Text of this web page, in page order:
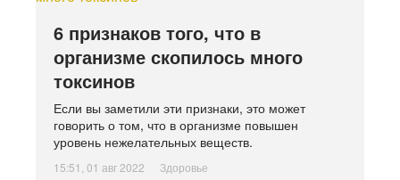
6 признаков того, что в
организме скопилось много
токсинов
Если вы заметили эти признаки, это может
говорить о том, что в организме повышен
уровень нежелательных веществ.
15:51, 01 авг 2022 Здоровье